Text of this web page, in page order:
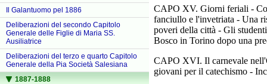
Il Galantuomo pel 1886
Deliberazioni del secondo Capitolo
Generale delle Figlie di Maria SS.
Ausiliatrice
Deliberazioni del terzo e quarto Capitolo
Generale della Pia Società Salesiana
1887-1888
CAPO XV. Giorni feriali -
fanciullo e l'invetriata - Una
poveri della città - Gli
Bosco in Torino dopo una
CAPO XVI. Il carnevale
giovani per il catechismo -